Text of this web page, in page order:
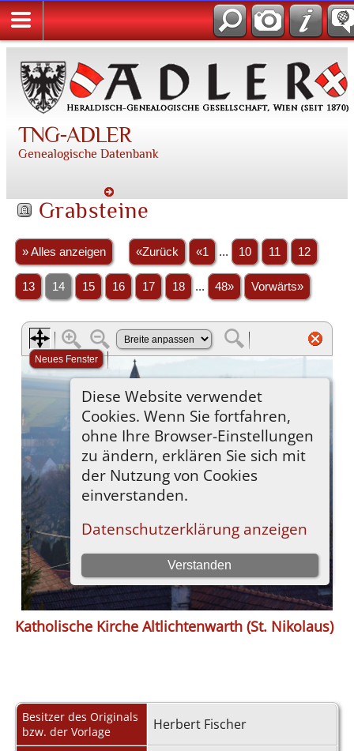
TNG-ADLER
Genealogische Datenbank
Grabsteine
» Alles anzeigen «Zurück «1 ... 10 11 12
13 14 15 16 17 18 ... 48» Vorwärts»
Katholische Kirche Altlichtenwarth (St. Nikolaus)
Besitzer des Originals
bzw. der Vorlage
Herbert Fischer